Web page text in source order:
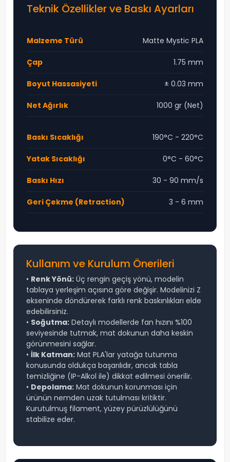
Teknik Özellikler ve Baskı Ayarları
Malzeme Türü Matte Mystic PLA
Çap 1.75 mm
Boyut Hassasiyeti ± 0.03 mm
Net Ağırlık 1000 gr (Net)
Baskı Sıcaklığı 190°C - 220°C
Yatak Sıcaklığı 0°C - 60°C
Baskı Hızı 30 - 90 mm/s
Geri Çekme (Retraction) 3 - 6 mm
Kullanım ve Kurulum Önerileri
• Renk Yönü: Üç rengin geçiş yönü, modelin
tablaya yerleşim açısına göre değişir. Modelinizi Z
ekseninde döndürerek farklı renk baskınlıkları elde
edebilirsiniz.
• Soğutma: Detaylı modellerde fan hızını %100
seviyesinde tutmak, mat dokunun daha keskin
görünmesini sağlar.
• İlk Katman: Mat PLA'lar yatağa tutunma
konusunda oldukça başarılıdır, ancak tabla
temizliğine (IP-Alkol ile) dikkat edilmesi önerilir.
• Depolama: Mat dokunun korunması için
ürünün nemden uzak tutulması kritiktir.
Kurutulmuş filament, yüzey pürüzlülüğünü
stabilize eder.